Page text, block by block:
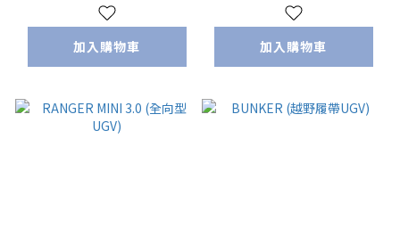
加入購物車 加入購物車